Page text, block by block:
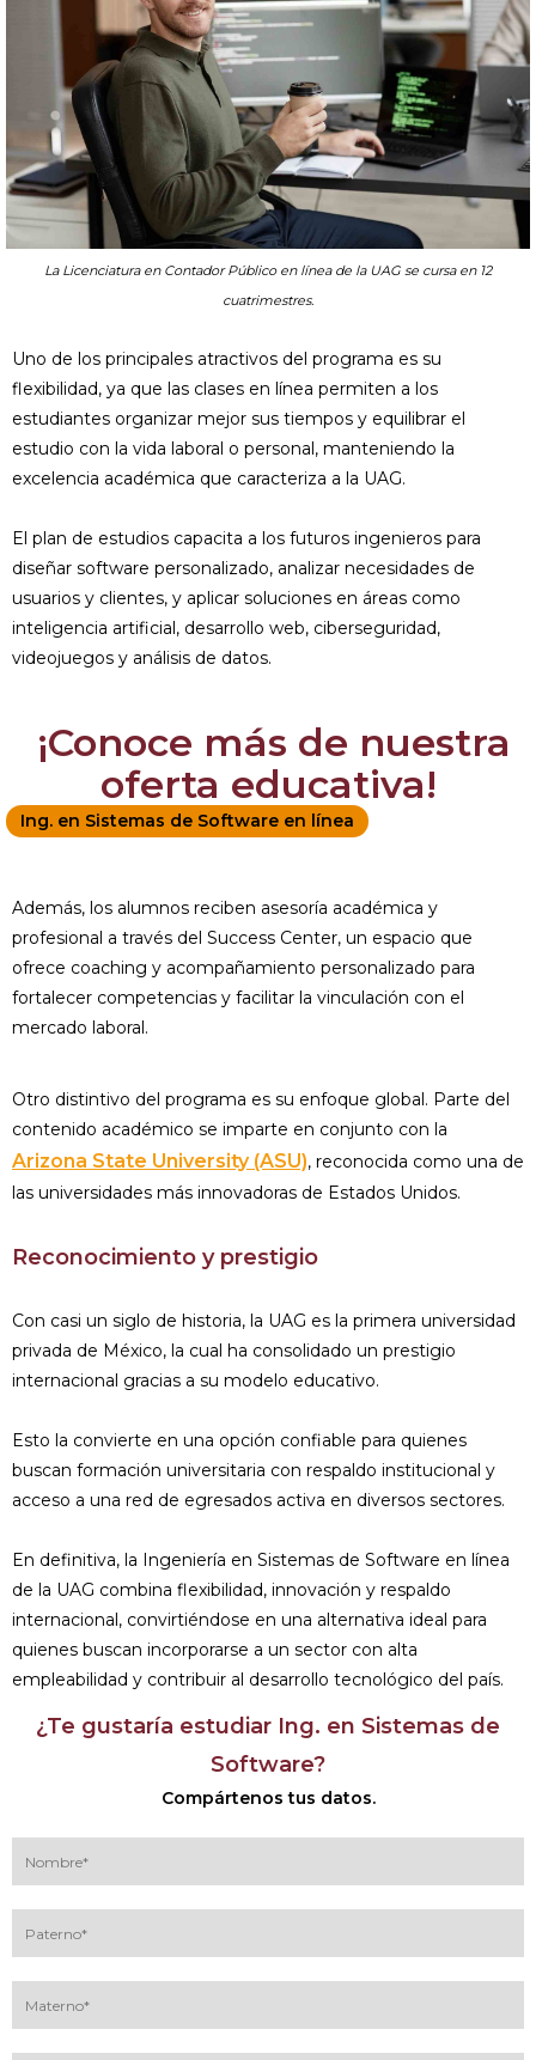
La Licenciatura en Contador Público en línea de la UAG se cursa en 12
cuatrimestres.
Uno de los principales atractivos del programa es su
flexibilidad, ya que las clases en línea permiten a los
estudiantes organizar mejor sus tiempos y equilibrar el
estudio con la vida laboral o personal, manteniendo la
excelencia académica que caracteriza a la UAG.
El plan de estudios capacita a los futuros ingenieros para
diseñar software personalizado, analizar necesidades de
usuarios y clientes, y aplicar soluciones en áreas como
inteligencia artificial, desarrollo web, ciberseguridad,
videojuegos y análisis de datos.
¡Conoce más de nuestra
oferta educativa!
Ing. en Sistemas de Software en línea
Además, los alumnos reciben asesoría académica y
profesional a través del Success Center, un espacio que
ofrece coaching y acompañamiento personalizado para
fortalecer competencias y facilitar la vinculación con el
mercado laboral.
Otro distintivo del programa es su enfoque global. Parte del
contenido académico se imparte en conjunto con la
Arizona State University (ASU), reconocida como una de
las universidades más innovadoras de Estados Unidos.
Reconocimiento y prestigio
Con casi un siglo de historia, la UAG es la primera universidad
privada de México, la cual ha consolidado un prestigio
internacional gracias a su modelo educativo.
Esto la convierte en una opción confiable para quienes
buscan formación universitaria con respaldo institucional y
acceso a una red de egresados activa en diversos sectores.
En definitiva, la Ingeniería en Sistemas de Software en línea
de la UAG combina flexibilidad, innovación y respaldo
internacional, convirtiéndose en una alternativa ideal para
quienes buscan incorporarse a un sector con alta
empleabilidad y contribuir al desarrollo tecnológico del país.
¿Te gustaría estudiar Ing. en Sistemas de
Software?
Compártenos tus datos.